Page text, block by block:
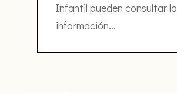
Infantil pueden consultar la
información...